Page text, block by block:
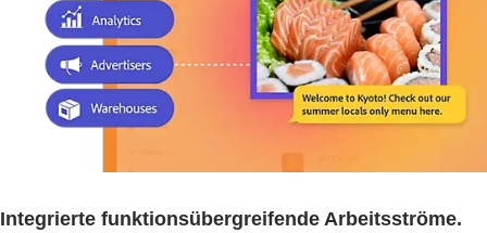
Integrierte funktionsübergreifende Arbeitsströme.